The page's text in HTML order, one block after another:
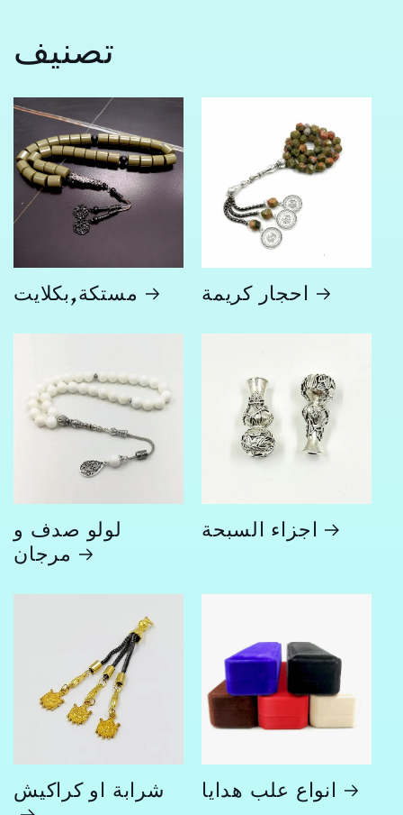
تصنيف
مستكة,بكلايت احجار كريمة
لولو صدف و
مرجان اجزاء السبحة
شرابة او كراكيش انواع علب هدايا